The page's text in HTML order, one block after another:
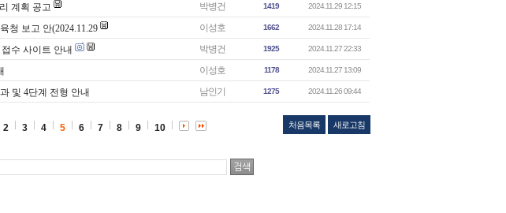
계획 공고 박병건 1419 2024.11.29 12:15
청 보고 안(2024.11.29 이성호 1662 2024.11.28 17:14
수 사이트 안내 박병건 1925 2024.11.27 22:33
이성호 1178 2024.11.27 13:09
및 4단계 전형 안내 남인기 1275 2024.11.26 09:44
처음목록 새로고침
2 3 4 5 6 7 8 9 10